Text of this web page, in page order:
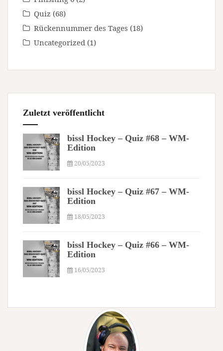
Quiz (68)
Rückennummer des Tages (18)
Uncategorized (1)
Zuletzt veröffentlicht
bissl Hockey – Quiz #68 – WM-
Edition
20/05/2023
bissl Hockey – Quiz #67 – WM-
Edition
18/05/2023
bissl Hockey – Quiz #66 – WM-
Edition
16/05/2023